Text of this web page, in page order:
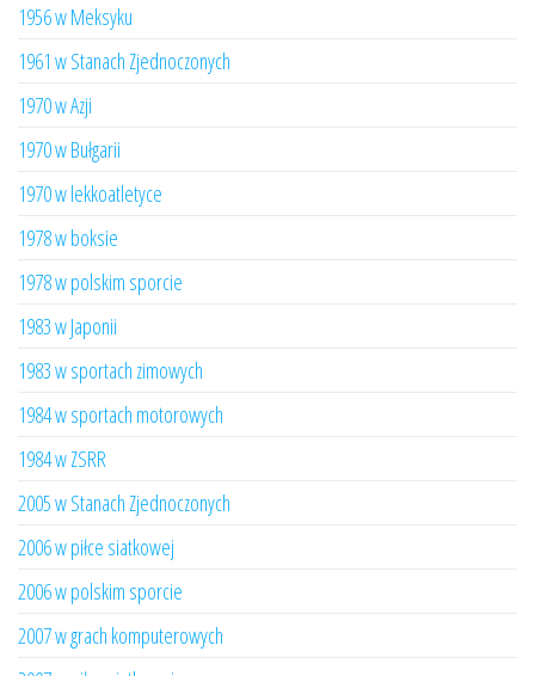
1956 w Meksyku
1961 w Stanach Zjednoczonych
1970 w Azji
1970 w Bułgarii
1970 w lekkoatletyce
1978 w boksie
1978 w polskim sporcie
1983 w Japonii
1983 w sportach zimowych
1984 w sportach motorowych
1984 w ZSRR
2005 w Stanach Zjednoczonych
2006 w piłce siatkowej
2006 w polskim sporcie
2007 w grach komputerowych